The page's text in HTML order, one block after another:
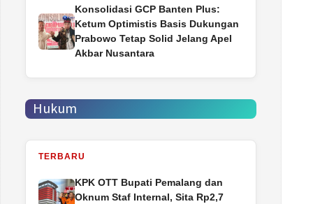
Konsolidasi GCP Banten Plus:
Ketum Optimistis Basis Dukungan
Prabowo Tetap Solid Jelang Apel
Akbar Nusantara
Hukum
TERBARU
‎KPK OTT Bupati Pemalang dan
Oknum Staf Internal, Sita Rp2,7